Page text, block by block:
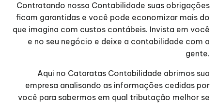
Contratando nossa Contabilidade suas obrigações
ficam garantidas e você pode economizar mais do
que imagina com custos contábeis. Invista em você
e no seu negócio e deixe a contabilidade com a
gente.
Aqui no Cataratas Contabilidade abrimos sua
empresa analisando as informações cedidas por
você para sabermos em qual tributação melhor se